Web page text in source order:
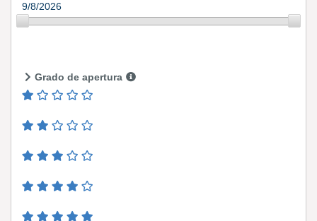
9/8/2026
Grado de apertura